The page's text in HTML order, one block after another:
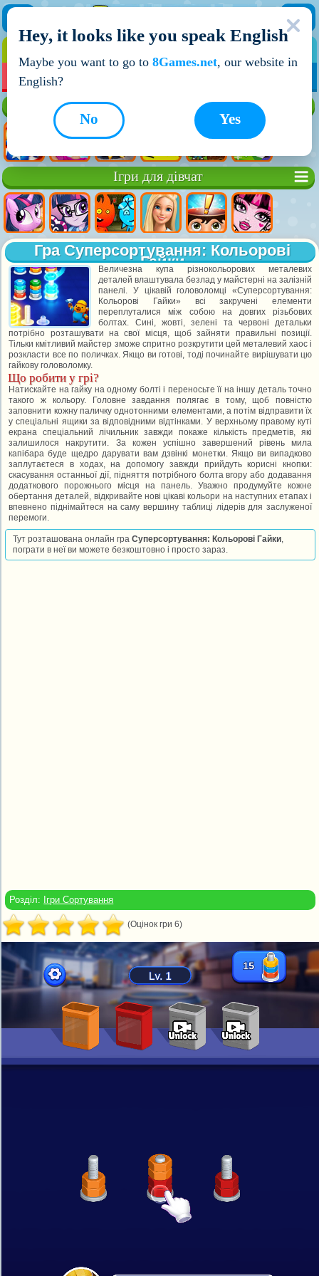
НОВІ ІГРИ
Ігри для дівчат
Гра Суперсортування: Кольорові
Гайки
Величезна купа різнокольорових металевих
деталей влаштувала безлад у майстерні на залізній
панелі. У цікавій головоломці «Суперсортування:
Кольорові Гайки» всі закручені елементи
переплуталися між собою на довгих різьбових
болтах. Сині, жовті, зелені та червоні детальки
потрібно розташувати на свої місця, щоб зайняти правильні позиції.
Тільки кмітливий майстер зможе спритно розкрутити цей металевий хаос і
розкласти все по поличках. Якщо ви готові, тоді починайте вирішувати цю
гайкову головоломку.
Що робити у грі?
Натискайте на гайку на одному болті і переносьте її на іншу деталь точно
такого ж кольору. Головне завдання полягає в тому, щоб повністю
заповнити кожну паличку однотонними елементами, а потім відправити їх
у спеціальні ящики за відповідними відтінками. У верхньому правому куті
екрана спеціальний лічильник завжди покаже кількість предметів, які
залишилося накрутити. За кожен успішно завершений рівень мила
капібара буде щедро дарувати вам дзвінкі монетки. Якщо ви випадково
заплутаєтеся в ходах, на допомогу завжди прийдуть корисні кнопки:
скасування останньої дії, підняття потрібного болта вгору або додавання
додаткового порожнього місця на панель. Уважно продумуйте кожне
обертання деталей, відкривайте нові цікаві кольори на наступних етапах і
впевнено піднімайтеся на саму вершину таблиці лідерів для заслуженої
перемоги.
Тут розташована онлайн граСуперсортування: Кольорові Гайки,
пограти в неї ви можете безкоштовно і просто зараз.
Розділ: Ігри Сортування
(Оцінок гри 6)
Hey, it looks like you speak English
Maybe you want to go to 8Games.net, our website in
English?
Yes
No